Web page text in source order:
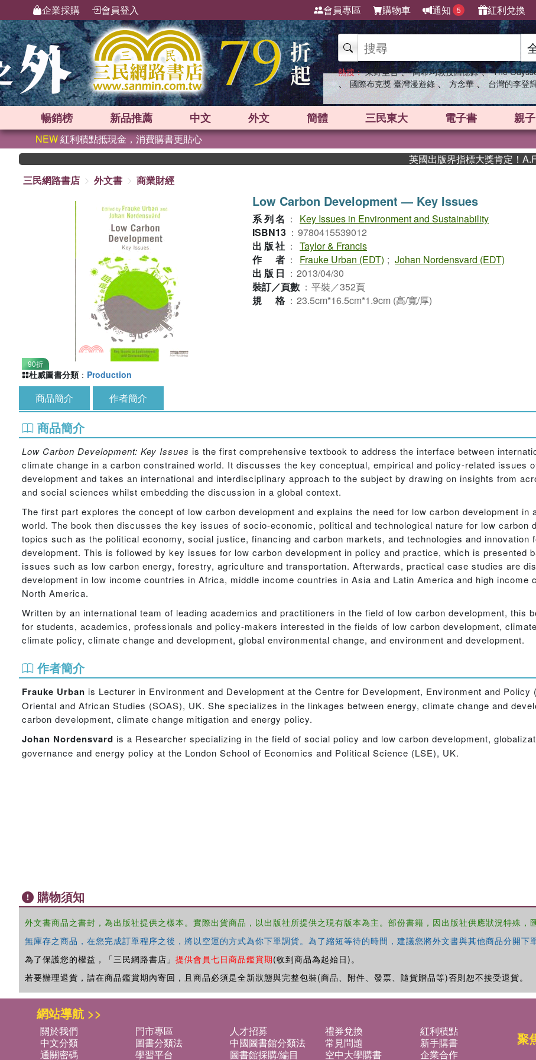
企業採購 會員登入 會員專區 購物車 通知 5 紅利兌換
熱搜： 東野圭吾 、 高希均教授回憶錄 、 The
、 國際布克獎 臺灣漫遊錄 、 方念華 、 台灣的李登
暢銷榜 新品推薦 中文 外文 簡體 三民東大 電子書 親子
NEW紅利積點抵現金，消費購書更貼心
英國出版界指標大獎肯定！A.F.
三民網路書店
外文書 商業財經
90折
Low Carbon Development — Key Issues
系列名 ：
Key Issues in Environment and Sustainability
ISBN13 ： 9780415539012
出版社 ： Taylor & Francis
作者 ： Frauke Urban (EDT) ; Johan Nordensvard (EDT)
出版日 ： 2013/04/30
裝訂／頁數 ： 平裝／352頁
規格 ： 23.5cm*16.5cm*1.9cm (高/寬/厚)
杜威圖書分類 ： Production
商品簡介 作者簡介
商品簡介
Low Carbon Development: Key Issues is the first comprehensive textbook to address the interface between
climate change in a carbon constrained world. It discusses the key conceptual, empirical and policy-related issues
development and takes an international and interdisciplinary approach to the subject by drawing on insights from
and social sciences whilst embedding the discussion in a global context.
The first part explores the concept of low carbon development and explains the need for low carbon development in
world. The book then discusses the key issues of socio-economic, political and technological nature for low carbon
topics such as the political economy, social justice, financing and carbon markets, and technologies and innovation
development. This is followed by key issues for low carbon development in policy and practice, which is presented
issues such as low carbon energy, forestry, agriculture and transportation. Afterwards, practical case studies are
development in low income countries in Africa, middle income countries in Asia and Latin America and high income
North America.
Written by an international team of leading academics and practitioners in the field of low carbon development, this
for students, academics, professionals and policy-makers interested in the fields of low carbon development,
climate policy, climate change and development, global environmental change, and environment and development.
作者簡介
Frauke Urban is Lecturer in Environment and Development at the Centre for Development, Environment and Policy
Oriental and African Studies (SOAS), UK. She specializes in the linkages between energy, climate change and
carbon development, climate change mitigation and energy policy.
Johan Nordensvard is a Researcher specializing in the field of social policy and low carbon development,
governance and energy policy at the London School of Economics and Political Science (LSE), UK.
購物須知
外文書商品之書封，為出版社提供之樣本。實際出貨商品，以出版社所提供之現有版本為主。部份書籍，因出版社供應狀況特殊，
無庫存之商品，在您完成訂單程序之後，將以空運的方式為你下單調貨。為了縮短等待的時間，建議您將外文書與其他商品分開下
為了保護您的權益，「三民網路書店」 提供會員七日商品鑑賞期(收到商品為起始日)。
若要辦理退貨，請在商品鑑賞期內寄回，且商品必須是全新狀態與完整包裝(商品、附件、發票、隨貨贈品等)否則恕不接受退貨。
網站導航 >>
關於我們 門市專區 人才招募 禮券兌換
紅利積點
中文分類
圖書分類法 中國圖書館分類法 常見問題
新手購書
通關密碼
學習平台 圖書館採購/編目 空中大學購書
企業合作
聚